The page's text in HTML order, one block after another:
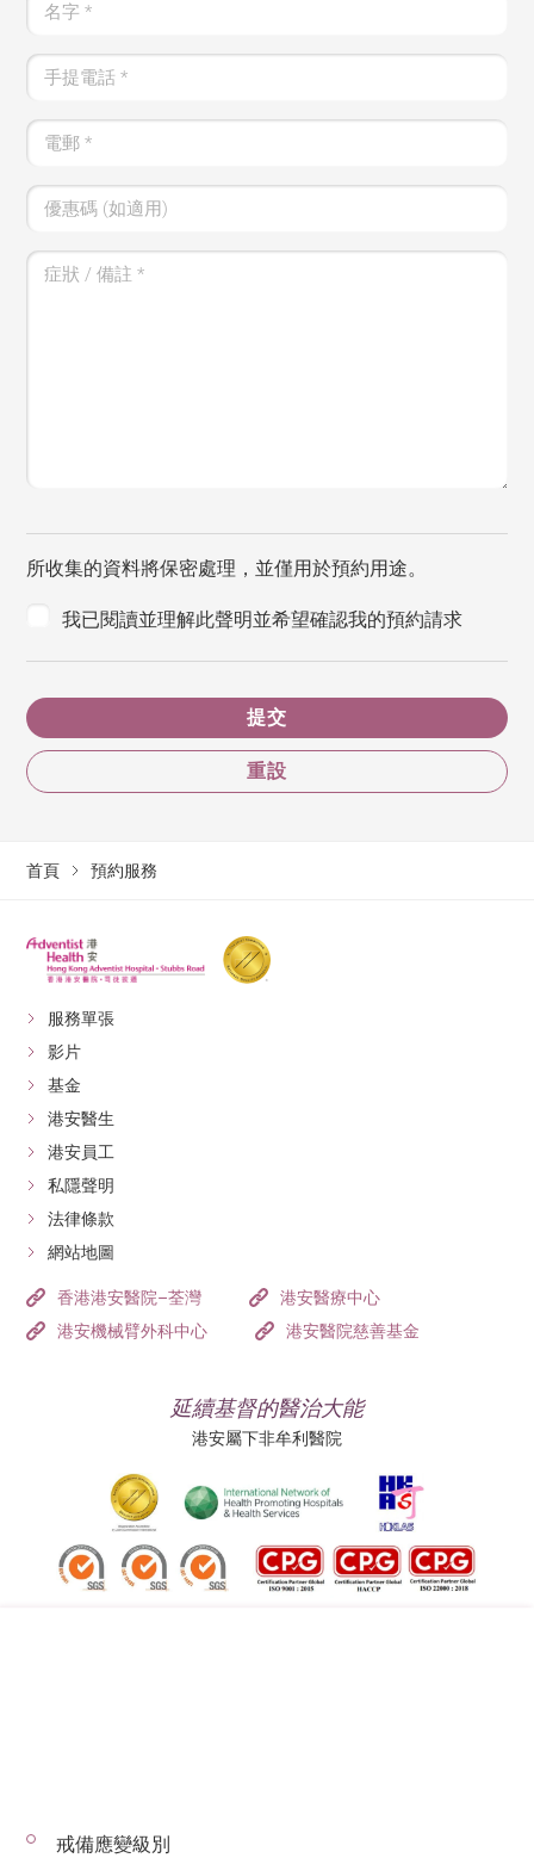
名字*
手提電話*
電郵*
優惠碼 (如適用)
症狀 / 備註*
所收集的資料將保密處理，並僅用於預約用途。
我已閱讀並理解此聲明並希望確認我的預約請求
提交
重設
首頁 預約服務
服務單張
影片
基金
港安醫生
港安員工
私隱聲明
法律條款
網站地圖
香港港安醫院–荃灣
港安醫療中心
港安機械臂外科中心
港安醫院慈善基金
延續基督的醫治大能
港安屬下非牟利醫院
戒備應變級別